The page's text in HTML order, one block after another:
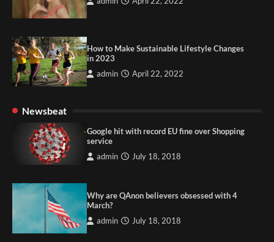
How to Make Sustainable Lifestyle Changes
in 2023
admin April 22, 2022
Newsbeat
Google hit with record EU fine over Shopping
service
admin July 18, 2018
Why are QAnon believers obsessed with 4
March?
admin July 18, 2018